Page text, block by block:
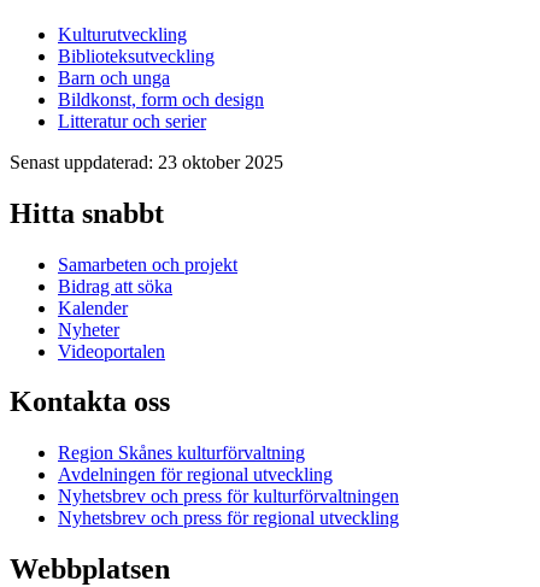
Kulturutveckling
Biblioteksutveckling
Barn och unga
Bildkonst, form och design
Litteratur och serier
Senast uppdaterad: 23 oktober 2025
Hitta snabbt
Samarbeten och projekt
Bidrag att söka
Kalender
Nyheter
Videoportalen
Kontakta oss
Region Skånes kulturförvaltning
Avdelningen för regional utveckling
Nyhetsbrev och press för kulturförvaltningen
Nyhetsbrev och press för regional utveckling
Webbplatsen